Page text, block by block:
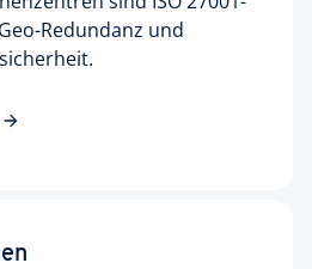
Redundanz und